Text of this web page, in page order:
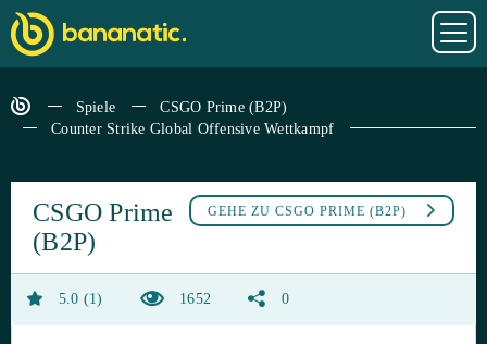
Spiele
CSGO Prime (B2P)
Counter Strike Global Offensive Wettkampf
GEHE ZU CSGO PRIME (B2P)
CSGO Prime
(B2P)
5.0 1 1652 0